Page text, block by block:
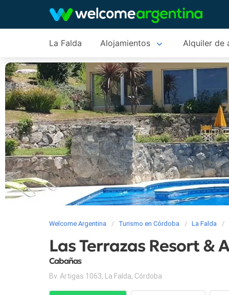
La Falda Alojamientos Alquiler de
Welcome Argentina Turismo en Córdoba La Falda
Las Terrazas Resort &
Cabañas
Bv. Artigas 1063, La Falda, Córdoba